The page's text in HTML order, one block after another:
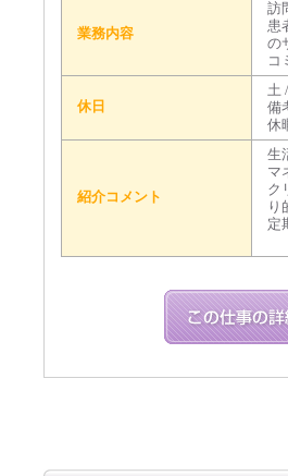
業務内容
訪
患
の
コ
休日
土
備
休
紹介コメント
生
マ
ク
り
定